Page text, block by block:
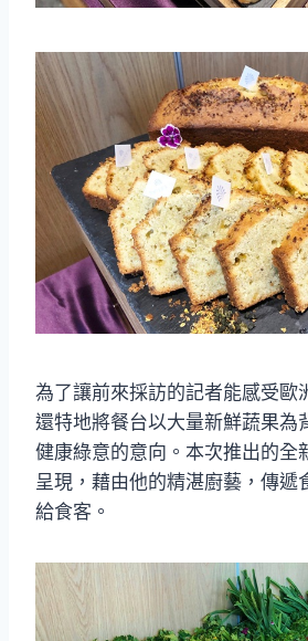
為了讓前來採訪的記者能感受歐
還特地將餐台以大量新鮮蔬果為
健康綠意的意向。本次推出的全
呈現，藉由他的精湛廚藝，傳遞
給食客。